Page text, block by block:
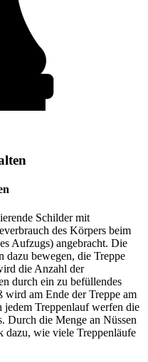
Schilder mit
des Körpers beim
Aufzugs) angebracht. Die
dazu bewegen, die Treppe
die Anzahl der
durch ein zu befüllendes
wird am Ende der Treppe am
jedem Treppenlauf werfen die
Durch die Menge an Nüssen
dazu, wie viele Treppenläufe